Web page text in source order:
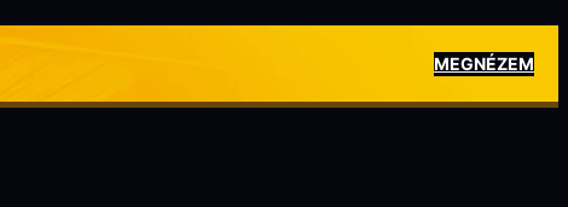
MEGNÉZEM